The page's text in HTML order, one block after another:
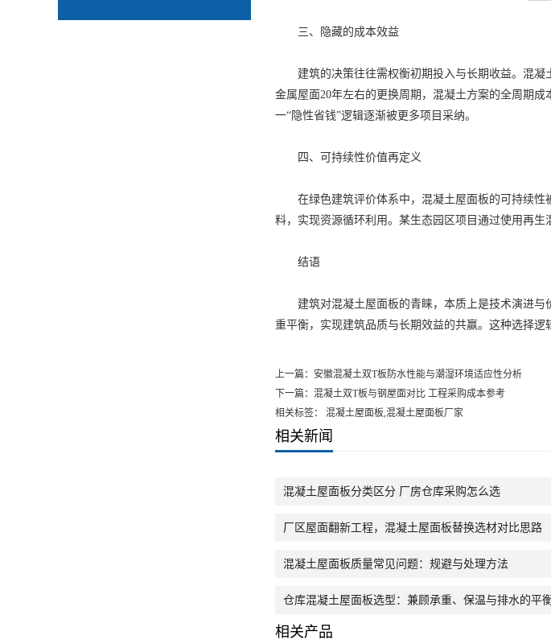
三、隐藏的成本效益
建筑的决策往往需权衡初期投入与长期收益。混凝
金属屋面20年左右的更换周期，混凝土方案的全周期
一“隐性省钱”逻辑逐渐被更多项目采纳。
四、可持续性价值再定义
在绿色建筑评价体系中，混凝土屋面板的可持续性
料，实现资源循环利用。某生态园区项目通过使用再
结语
建筑对混凝土屋面板的青睐，本质上是技术演进与
重平衡，实现建筑品质与长期效益的共赢。这种选择逻
上一篇： 安徽混凝土双T板防水性能与潮湿环境适应性分析
下一篇： 混凝土双T板与钢屋面对比 工程采购成本参考
相关标签： 混凝土屋面板,混凝土屋面板厂家
相关新闻
混凝土屋面板分类区分 厂房仓库采购怎么选
厂区屋面翻新工程，混凝土屋面板替换选材对比思路
混凝土屋面板质量常见问题：规避与处理方法
仓库混凝土屋面板选型：兼顾承重、保温与排水的平
相关产品